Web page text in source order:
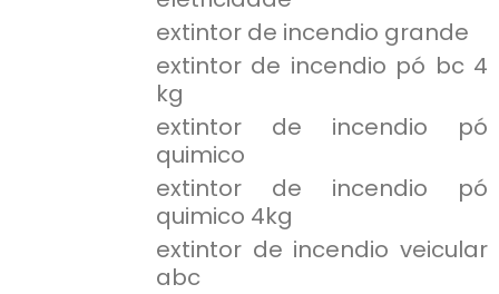
extintor de incendio grande
extintor de incendio pó bc 4
kg
extintor de incendio pó
quimico
extintor de incendio pó
quimico 4kg
extintor de incendio veicular
abc